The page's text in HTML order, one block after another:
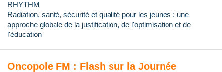
RHYTHM
Radiation, santé, sécurité et qualité pour les jeunes : une
approche globale de la justification, de l'optimisation et de
l'éducation
Oncopole FM : Flash sur la Journée